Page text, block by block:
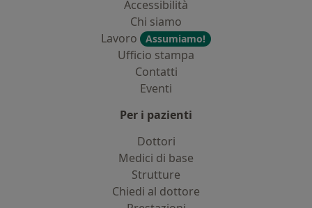
Accessibilità
Chi siamo
Lavoro
Assumiamo!
Ufficio stampa
Contatti
Eventi
Per i pazienti
Dottori
Medici di base
Strutture
Chiedi al dottore